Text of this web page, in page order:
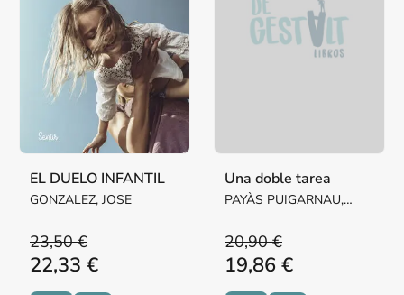
EL DUELO INFANTIL
GONZALEZ, JOSE
23,50 €
22,33 €
Una doble tarea
PAYÀS PUIGARNAU,
CRISTINA
20,90 €
19,86 €